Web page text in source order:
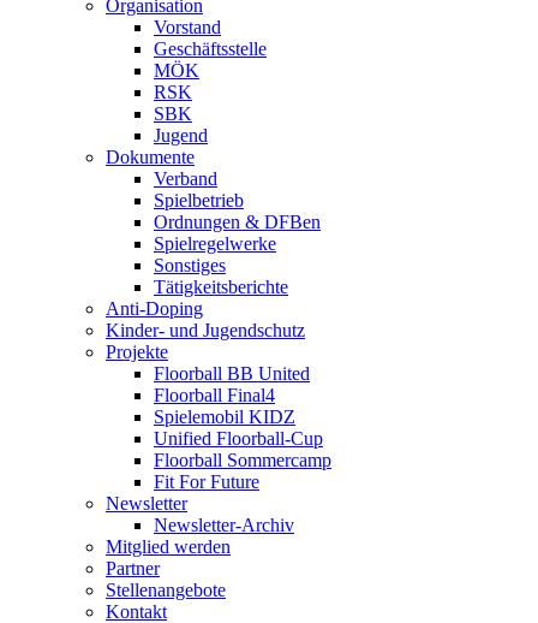
Organisation
Vorstand
Geschäftsstelle
MÖK
RSK
SBK
Jugend
Dokumente
Verband
Spielbetrieb
Ordnungen & DFBen
Spielregelwerke
Sonstiges
Tätigkeitsberichte
Anti-Doping
Kinder- und Jugendschutz
Projekte
Floorball BB United
Floorball Final4
Spielemobil KIDZ
Unified Floorball-Cup
Floorball Sommercamp
Fit For Future
Newsletter
Newsletter-Archiv
Mitglied werden
Partner
Stellenangebote
Kontakt